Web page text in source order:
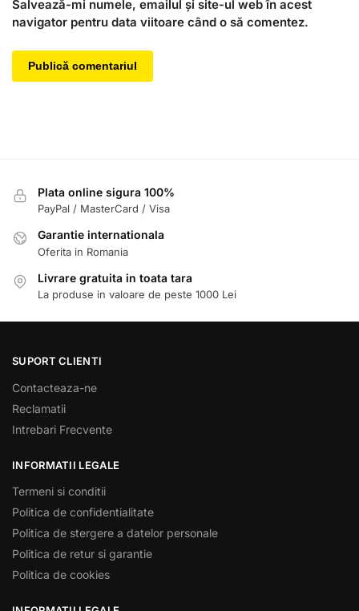
Salvează-mi numele, emailul și site-ul web în acest
navigator pentru data viitoare când o să comentez.
Plata online sigura 100%
PayPal / MasterCard / Visa
Garantie internationala
Oferita in Romania
Livrare gratuita in toata tara
La produse in valoare de peste 1000 Lei
SUPORT CLIENTI
Contacteaza-ne
Reclamatii
Intrebari Frecvente
INFORMATII LEGALE
Termeni si conditii
Politica de confidentialitate
Politica de stergere a datelor personale
Politica de retur si garantie
Politica de cookies